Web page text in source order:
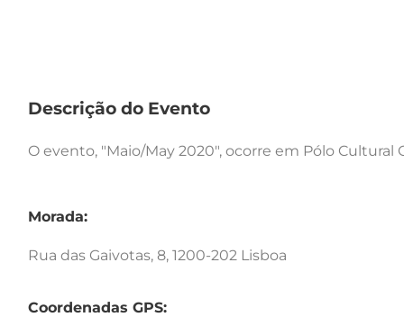
Descrição do Evento
O evento, "Maio/May 2020", ocorre em Pólo Cultural
Morada:
Rua das Gaivotas, 8, 1200-202 Lisboa
Coordenadas GPS: